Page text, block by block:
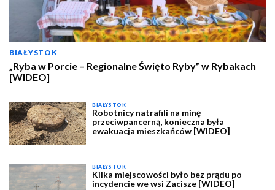
BIAŁYSTOK
„Ryba w Porcie – Regionalne Święto Ryby” w Rybakach
[WIDEO]
BIAŁYSTOK
Robotnicy natrafili na minę
przeciwpancerną, konieczna była
ewakuacja mieszkańców [WIDEO]
BIAŁYSTOK
Kilka miejscowości było bez prądu po
incydencie we wsi Zacisze [WIDEO]